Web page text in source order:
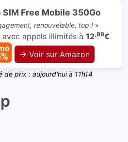
SIM Free Mobile 350Go
renouvelable, top !»
avec appels illimités à 12,99€
→ Voir sur Amazon
de prix : aujourd'hui à 11h14